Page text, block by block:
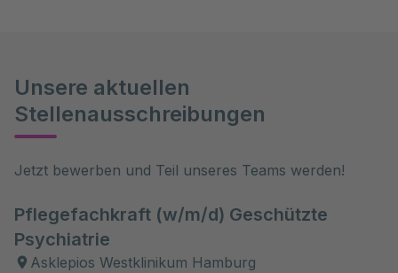
Unsere aktuellen
Stellenausschreibungen
Jetzt bewerben und Teil unseres Teams werden!
Pflegefachkraft (w/m/d) Geschützte
Psychiatrie
Asklepios Westklinikum Hamburg